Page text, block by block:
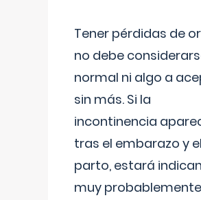
Tener pérdidas de
no debe
normal ni algo a
sin más. Si la
incontinencia
tras el embarazo y el
parto, estará
muy